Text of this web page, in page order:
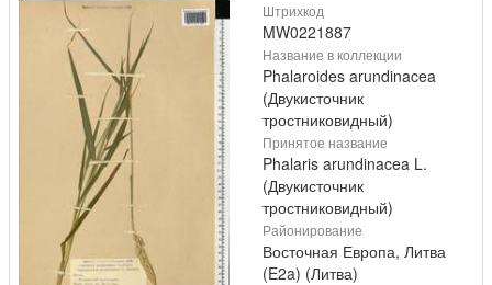
Штрихкод
MW0221887
Название в коллекции
Phalaroides arundinacea
(Двукисточник
тростниковидный)
Принятое название
Phalaris arundinacea L.
(Двукисточник
тростниковидный)
Районирование
Восточная Европа, Литва
(E2a) (Литва)